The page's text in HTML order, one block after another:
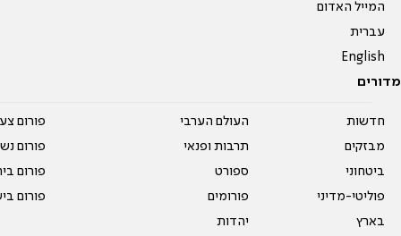
המייל האדום
עברית
English
מדורים
חדשות
מבזקים
ביטחוני
פוליטי-מדיני
בארץ
העולם הערבי
תרבות ופנאי
ספורט
פורומים
יהדות
פורום
פורום
פורום
פורום